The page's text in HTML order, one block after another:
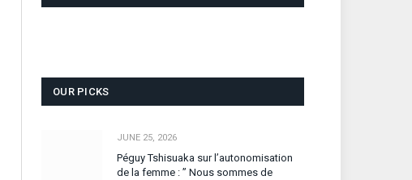
OUR PICKS
JUNE 25, 2026
Péguy Tshisuaka sur l’autonomisation
de la femme : ” Nous sommes de